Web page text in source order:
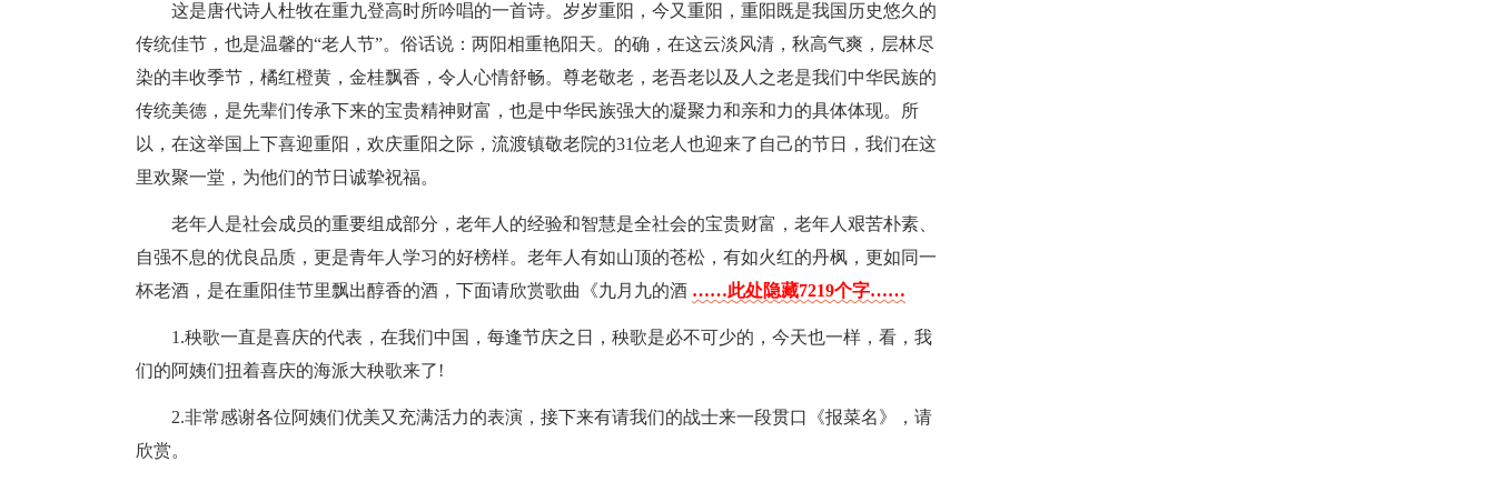
这是唐代诗人杜牧在重九登高时所吟唱的一首诗。岁岁重阳，今又重阳，重阳既是我国历史悠久的
传统佳节，也是温馨的“老人节”。俗话说：两阳相重艳阳天。的确，在这云淡风清，秋高气爽，层林尽
染的丰收季节，橘红橙黄，金桂飘香，令人心情舒畅。尊老敬老，老吾老以及人之老是我们中华民族的
传统美德，是先辈们传承下来的宝贵精神财富，也是中华民族强大的凝聚力和亲和力的具体体现。所
以，在这举国上下喜迎重阳，欢庆重阳之际，流渡镇敬老院的31位老人也迎来了自己的节日，我们在这
里欢聚一堂，为他们的节日诚挚祝福。
老年人是社会成员的重要组成部分，老年人的经验和智慧是全社会的宝贵财富，老年人艰苦朴素、
自强不息的优良品质，更是青年人学习的好榜样。老年人有如山顶的苍松，有如火红的丹枫，更如同一
杯老酒，是在重阳佳节里飘出醇香的酒，下面请欣赏歌曲《九月九的酒 ……此处隐藏7219个字……
1.秧歌一直是喜庆的代表，在我们中国，每逢节庆之日，秧歌是必不可少的，今天也一样，看，我
们的阿姨们扭着喜庆的海派大秧歌来了!
2.非常感谢各位阿姨们优美又充满活力的表演，接下来有请我们的战士来一段贯口《报菜名》，请
欣赏。